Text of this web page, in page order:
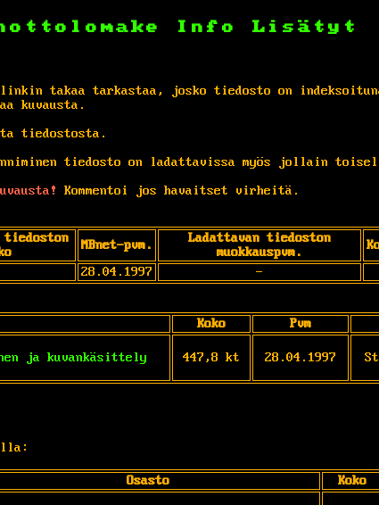
Info
Lisätyt
takaa tarkastaa, josko tiedosto on
kuvausta.
tiedostosta.
tiedosto on ladattavissa myös jollain
Kommentoi jos havaitset virheitä.
tiedoston
MBnet-pvm.
Ladattavan tiedoston
muokkauspvm.
28.04.1997 -
Koko Pvm
ja kuvankäsittely 447,8 kt 28.04.1997
Osasto Koko